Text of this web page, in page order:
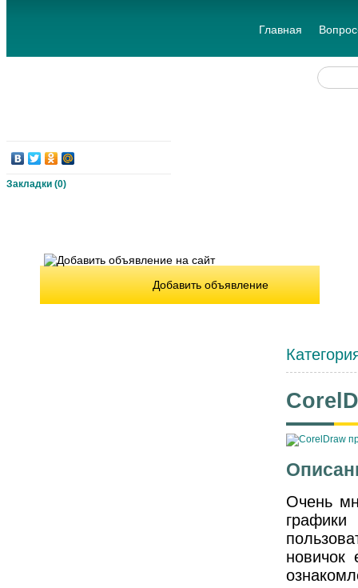
Главная
Закладки (0)
Добавить объявление
Очень
новичок